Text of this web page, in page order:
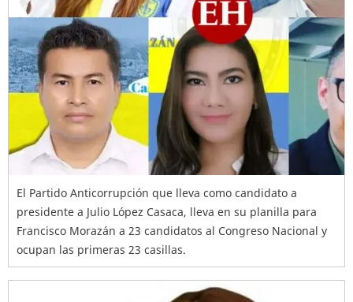
El Partido Anticorrupción que lleva como candidato a
presidente a Julio López Casaca, lleva en su planilla para
Francisco Morazán a 23 candidatos al Congreso Nacional y
ocupan las primeras 23 casillas.